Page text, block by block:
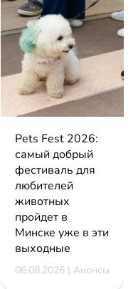
Pets Fest 2026:
самый добрый
фестиваль для
любителей
животных
пройдет в
Минске уже в эти
выходные
06.08.2026 | Анонсы